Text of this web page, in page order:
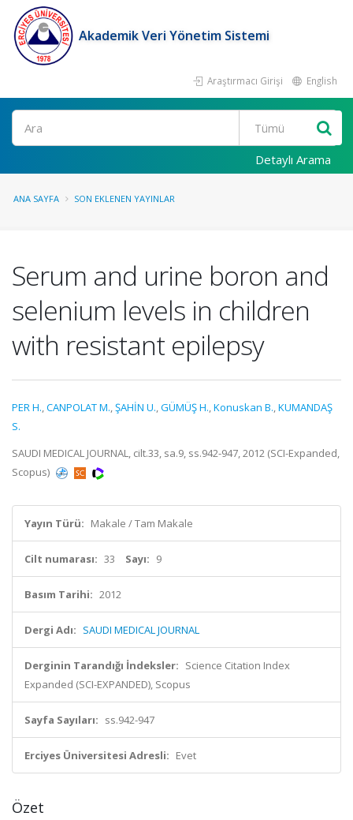
Akademik Veri Yönetim Sistemi
Araştırmacı Girişi English
Ara
Detaylı Arama
ANA SAYFA SON EKLENEN YAYINLAR
Serum and urine boron and
selenium levels in children
with resistant epilepsy
PER H.,CANPOLAT M.,ŞAHİN U.,GÜMÜŞ H.,Konuskan B.,KUMANDAŞ
S.
SAUDI MEDICAL JOURNAL, cilt.33, sa.9, ss.942-947, 2012 (SCI-Expanded,
Scopus)
Yayın Türü: Makale / Tam Makale
Cilt numarası: 33 Sayı: 9
Basım Tarihi: 2012
Dergi Adı: SAUDI MEDICAL JOURNAL
Derginin Tarandığı İndeksler: Science Citation Index
Expanded (SCI-EXPANDED), Scopus
Sayfa Sayıları: ss.942-947
Erciyes Üniversitesi Adresli: Evet
Özet